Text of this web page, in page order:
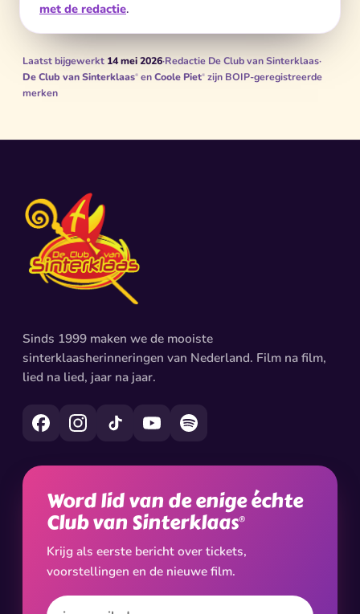
met de redactie.
Laatst bijgewerkt 14 mei 2026·Redactie De Club van Sinterklaas·
De Club van Sinterklaas® enCoole Piet® zijn BOIP-geregistreerde
merken
Sinds 1999 maken we de mooiste
sinterklaasherinneringen van Nederland. Film na film,
lied na lied, jaar na jaar.
Word lid van de enige échte
Club van Sinterklaas®
Krijg als eerste bericht over tickets,
voorstellingen en de nieuwe film.
E-mailadres